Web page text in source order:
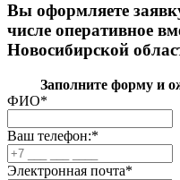
Вы оформляете
числе оперативное
Новосибирской
Заполните форму и
ФИО*
Ваш телефон:*
Электронная почта*